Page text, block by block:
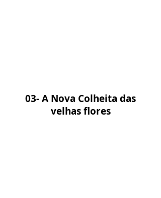
03- A Nova Colheita das
velhas flores